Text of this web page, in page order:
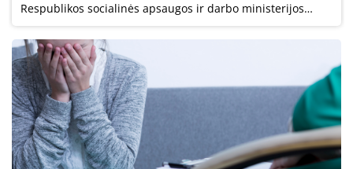
Respublikos socialinės apsaugos ir darbo ministerijos
socialinės sutelkties plėtros programos pažangos
priemonės Nr. 09-003-02-02-09...